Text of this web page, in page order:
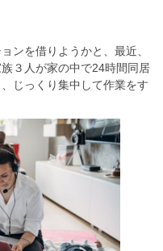
ンを借りようかと、最近、
３人が家の中で24時間同居
じっくり集中して作業をす